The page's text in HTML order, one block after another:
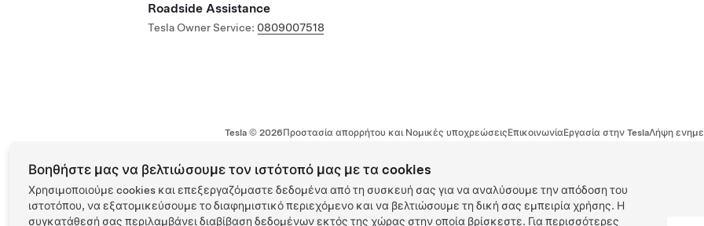
Roadside Assistance
Tesla Owner Service: 0809007518
Tesla © 2026Προστασία απορρήτου και Νομικές υποχρεώσειςΕπικοινωνίαΕργασία στην TeslaΛήψη
Βοηθήστε μας να βελτιώσουμε τον ιστότοπό μας με τα cookies
Χρησιμοποιούμε cookies και επεξεργαζόμαστε δεδομένα από τη συσκευή σας για να αναλύσουμε την απόδοση του
ιστοτόπου, να εξατομικεύσουμε το διαφημιστικό περιεχόμενο και να βελτιώσουμε τη δική σας εμπειρία χρήσης. Η
συγκατάθεσή σας περιλαμβάνει διαβίβαση δεδομένων εκτός της χώρας στην οποία βρίσκεστε. Για περισσότερες